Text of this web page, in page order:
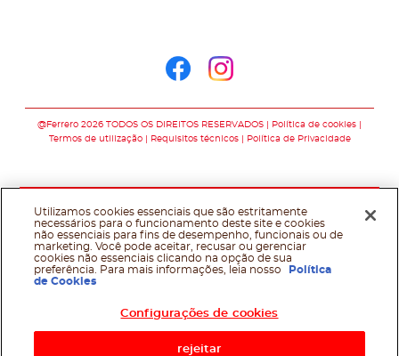
@Ferrero 2026 TODOS OS DIREITOS RESERVADOS
Política de cookies
Termos de utilização
Requisitos técnicos Política de Privacidade
Utilizamos cookies essenciais que são estritamente
necessários para o funcionamento deste site e cookies
não essenciais para fins de desempenho, funcionais ou de
marketing. Você pode aceitar, recusar ou gerenciar
cookies não essenciais clicando na opção de sua
preferência. Para mais informações, leia nosso
Política
de Cookies
Configurações de cookies
rejeitar